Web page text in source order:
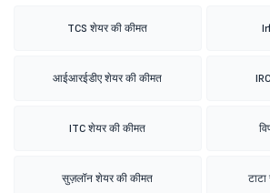
TCS शेयर की कीमत
आईआरईडीए शेयर की कीमत
ITC शेयर की कीमत
सुज़लॉन शेयर की कीमत